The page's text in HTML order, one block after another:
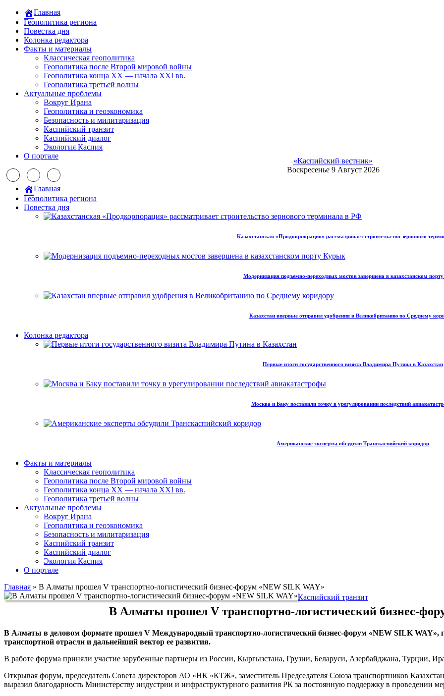
Главная
Геополитика региона
Повестка дня
Колонка редактора
Факты и материалы
Классическая геополитика
Геополитика после Второй мировой войны
Геополитика конца XX — начала XXI вв.
Геополитика третьей волны
Актуальные проблемы
Вокруг Ирана
Геополитика и геоэкономика
Безопасность и милитаризация
Каспийский транзит
Каспийский диалог
Экология Каспия
О портале
«Каспийский вестник»
Воскресенье 9 Август 2026
Главная
Геополитика региона
Повестка дня
Казахстанская «Продкорпорация» рассматривает строительство зернового
Модернизация подъемно-переходных мостов завершена в казахстанском
Казахстан впервые отправил удобрения в Великобританию по Среднему
Колонка редактора
Первые итоги государственного визита Владимира Путина в Казахстан
Москва и Баку поставили точку в урегулировании последствий
Американские эксперты обсудили Транскаспийский коридор
Факты и материалы
Классическая геополитика
Геополитика после Второй мировой войны
Геополитика конца XX — начала XXI вв.
Геополитика третьей волны
Актуальные проблемы
Вокруг Ирана
Геополитика и геоэкономика
Безопасность и милитаризация
Каспийский транзит
Каспийский диалог
Экология Каспия
О портале
Главная » В Алматы прошел V транспортно-логистический бизнес-форум «NEW SILK WAY»
Каспийский транзит
В Алматы прошел V транспортно-логистический бизнес-
В Алматы в деловом формате прошел V Международный транспортно-логистический бизнес-форум «NEW SILK WAY»,
транспортной отрасли и дальнейший вектор ее развития.
В работе форума приняли участие зарубежные партнеры из России, Кыргызстана, Грузии, Беларуси, Азербайджана, Турции,
Открывая форум, председатель Совета директоров АО «НК «КТЖ», заместитель Председателя Союза транспортников
выразил благодарность Министерству индустрии и инфраструктурного развития РК за постоянную поддержку в проведении